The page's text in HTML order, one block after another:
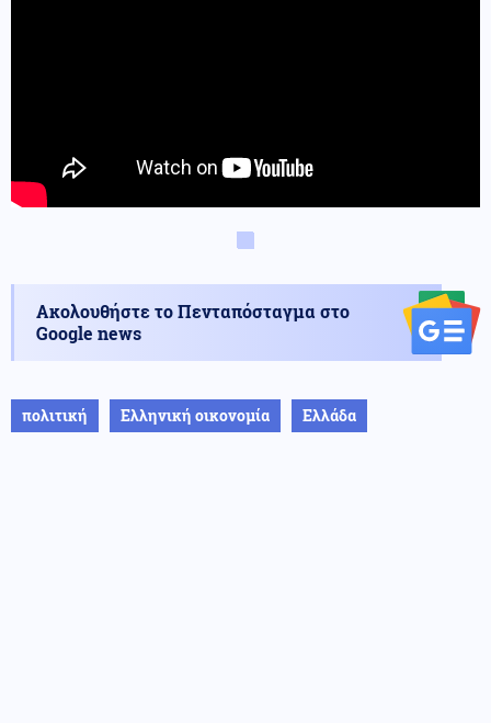
Ακολουθήστε το Πενταπόσταγμα στο
Google news
πολιτική Ελληνική οικονομία Ελλάδα